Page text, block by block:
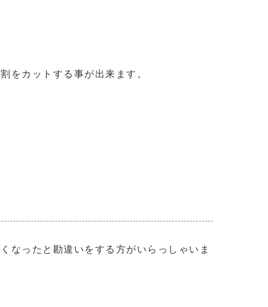
をカットする事が出来ます。
なったと勘違いをする方がいらっしゃいま